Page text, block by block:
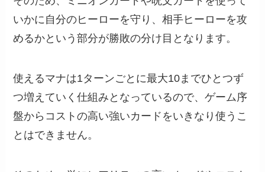
いかに自分のヒーローを守り、相手ヒーローを攻
めるかという部分が勝敗の分け目となります。
使えるマナは1ターンごとに最大10までひとつず
つ増えていく仕組みとなっているので、ゲーム序
盤からコストの高い強いカードをいきなり使うこ
とはできません。